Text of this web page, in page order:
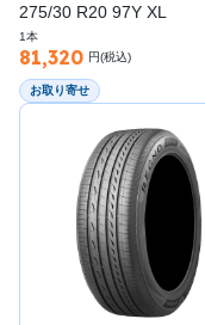
275/30 R20 97Y XL
1本
81,320 円(税込)
お取り寄せ